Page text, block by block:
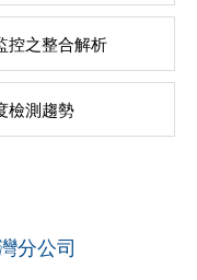
控之整合解析
檢測趨勢
分公司